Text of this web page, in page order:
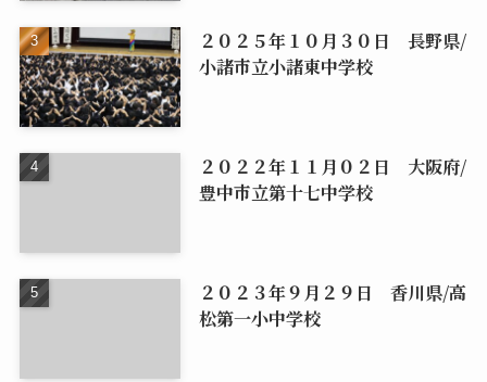
２０２５年１０月３０日 長野県/
小諸市立小諸東中学校
２０２２年１１月０２日 大阪府/
豊中市立第十七中学校
２０２３年９月２９日 香川県/高
松第一小中学校